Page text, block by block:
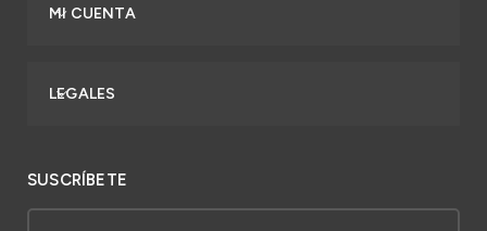
MI CUENTA
LEGALES
SUSCRÍBETE